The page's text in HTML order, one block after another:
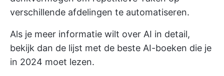
verschillende afdelingen te automatiseren.
Als je meer informatie wilt over AI in detail,
bekijk dan de lijst met de beste AI-boeken die je
in 2024 moet lezen.